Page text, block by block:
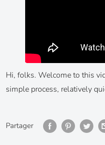
Hi, folks. Welcome to this
simple process, relatively
Partager